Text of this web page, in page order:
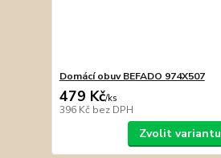
Domácí obuv BEFADO 974X507
479 Kč/ks
396 Kč bez DPH
Zvolit variantu